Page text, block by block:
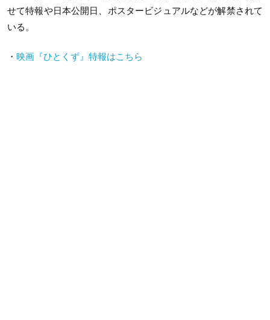
せて特報や日本公開日、ポスタービジュアルなどが解禁されて
いる。
・ 映画『ひとくず』特報はこちら